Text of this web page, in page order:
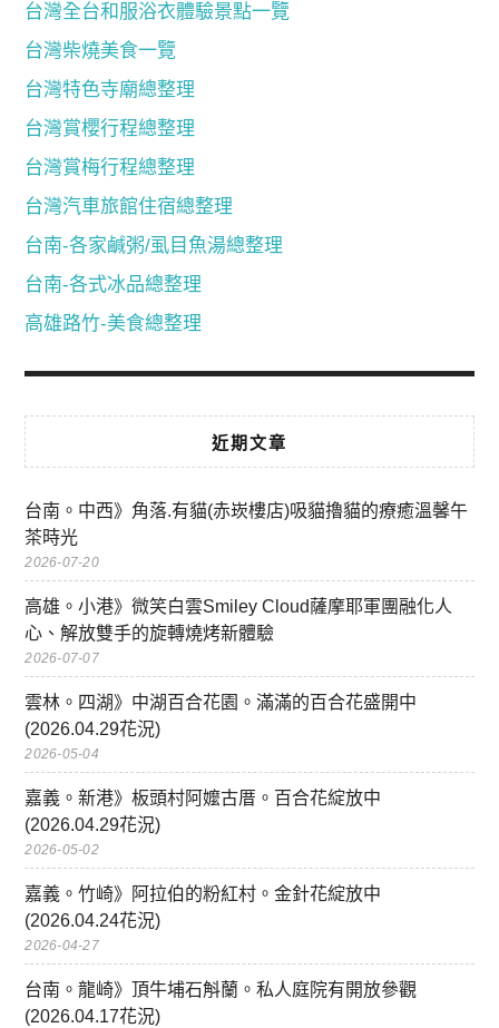
台灣全台和服浴衣體驗景點一覽
台灣柴燒美食一覽
台灣特色寺廟總整理
台灣賞櫻行程總整理
台灣賞梅行程總整理
台灣汽車旅館住宿總整理
台南-各家鹹粥/虱目魚湯總整理
台南-各式冰品總整理
高雄路竹-美食總整理
近期文章
台南。中西》角落.有貓(赤崁樓店)吸貓擼貓的療癒溫馨午
茶時光
2026-07-20
高雄。小港》微笑白雲Smiley Cloud薩摩耶軍團融化人
心、解放雙手的旋轉燒烤新體驗
2026-07-07
雲林。四湖》中湖百合花園。滿滿的百合花盛開中
(2026.04.29花況)
2026-05-04
嘉義。新港》板頭村阿嬤古厝。百合花綻放中
(2026.04.29花況)
2026-05-02
嘉義。竹崎》阿拉伯的粉紅村。金針花綻放中
(2026.04.24花況)
2026-04-27
台南。龍崎》頂牛埔石斛蘭。私人庭院有開放參觀
(2026.04.17花況)